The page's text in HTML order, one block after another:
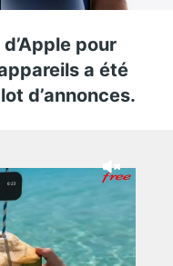
pour
a été
d’annonces.